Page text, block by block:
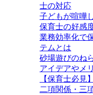
士の対応
子どもが喧嘩
保育士の好感
業務効率化で
テムとは
砂場遊びのね
アイデアやメ
【保育士必見
二項関係・三